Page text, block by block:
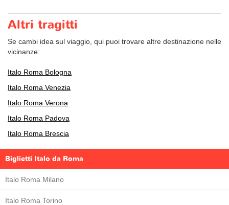
Altri tragitti
Se cambi idea sul viaggio, qui puoi trovare altre destinazione nelle
vicinanze:
Italo Roma Bologna
Italo Roma Venezia
Italo Roma Verona
Italo Roma Padova
Italo Roma Brescia
Biglietti Italo da Roma
Italo Roma Milano
Italo Roma Torino